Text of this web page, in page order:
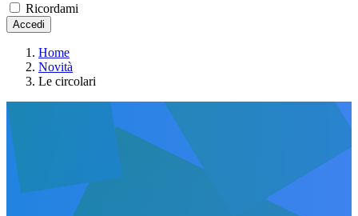
Ricordami
Accedi
Home
Novità
Le circolari